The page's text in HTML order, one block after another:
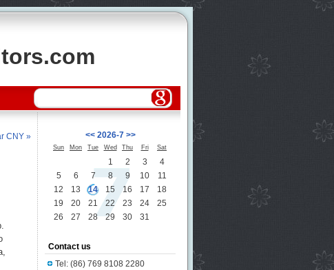
CNY »
<< 2026-7 >>
Sun Mon Tue Wed Thu Fri Sat
1 2 3
4
5
6 7 8 9 10
11
12
13 14 15 16 17
18
19
20 21 22 23 24
25
26
27 28 29 30 31
Contact us
Tel: (86) 769 8108 2280